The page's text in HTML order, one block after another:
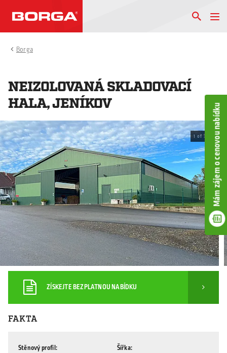
Mám zájem o cenovou nabídku
Borga
NEIZOLOVANÁ SKLADOVACÍ
HALA, JENÍKOV
1 of 3
ZÍSKEJTE BEZPLATNOU NABÍDKU
FAKTA
Stěnový profil
Šířka